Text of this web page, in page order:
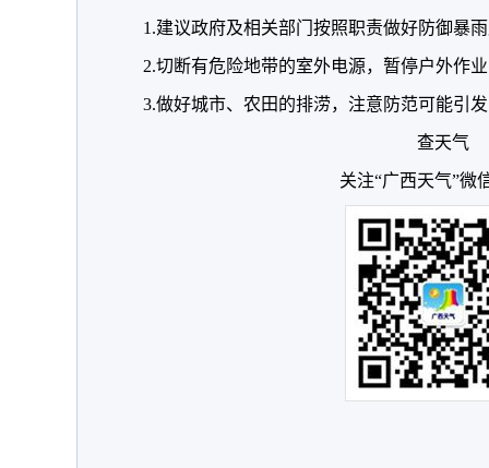
1.建议政府及相关部门按照职责做好防御暴
2.切断有危险地带的室外电源，暂停户外作
3.做好城市、农田的排涝，注意防范可能引
查天气
关注“广西天气”微